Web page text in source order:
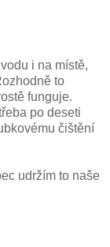
i na místě,
to
funguje.
po deseti
čištění
udržím to naše